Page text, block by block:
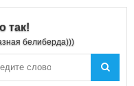
так!
белиберда)))